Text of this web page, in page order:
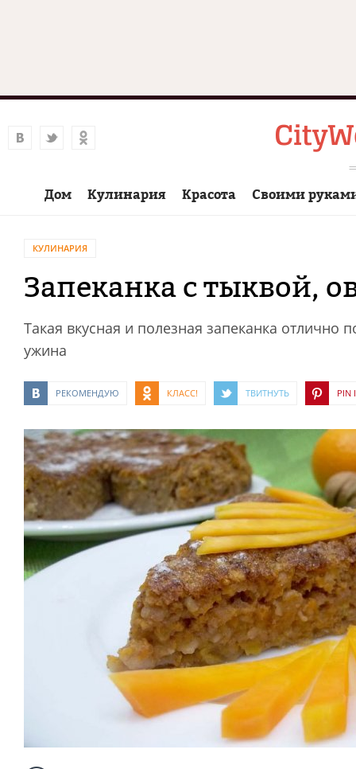
Дом Кулинария Красота Своими
КУЛИНАРИЯ
Запеканка с тыквой,
Такая вкусная и полезная запеканка отлично
ужина
РЕКОМЕНДУЮ КЛАСС! ТВИТНУТЬ PIN